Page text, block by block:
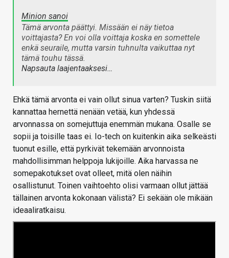
Minion sanoi
Tämä arvonta päättyi. Missään ei näy tietoa
voittajasta? En voi olla voittaja koska en somettele
enkä seuraile, mutta varsin tuhnulta vaikuttaa nyt
tämä touhu tässä.
Napsauta laajentaaksesi…
Ehkä tämä arvonta ei vain ollut sinua varten? Tuskin siitä
kannattaa hernettä nenään vetää, kun yhdessä
arvonnassa on somejuttuja enemmän mukana. Osalle se
sopii ja toisille taas ei. Io-tech on kuitenkin aika selkeästi
tuonut esille, että pyrkivät tekemään arvonnoista
mahdollisimman helppoja lukijoille. Aika harvassa ne
somepakotukset ovat olleet, mitä olen näihin
osallistunut. Toinen vaihtoehto olisi varmaan ollut jättää
tällainen arvonta kokonaan välistä? Ei sekään ole mikään
ideaaliratkaisu.